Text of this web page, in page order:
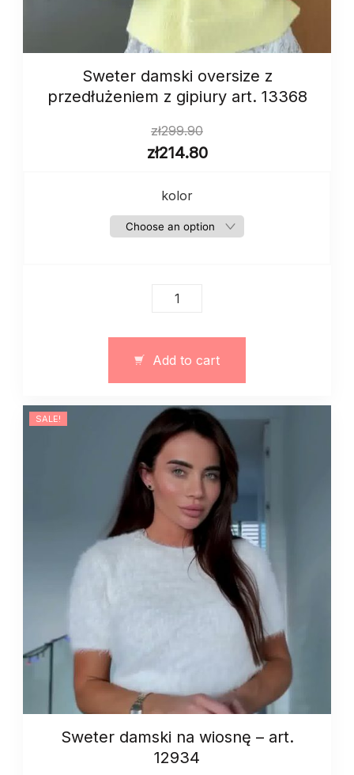
Sweter damski oversize z
przedłużeniem z gipiury art. 13368
zł299.90
zł214.80
kolor
Sweter
przedłużeniem
z
gipiury
art.
13368
quantity
Add to cart
SALE!
Sweter damski na wiosnę – art.
12934